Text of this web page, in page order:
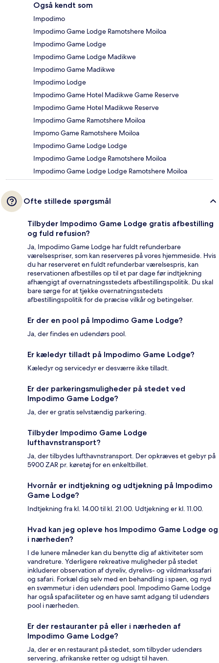
Også kendt som
Impodimo
Impodimo Game Lodge Ramotshere Moiloa
Impodimo Game Lodge
Impodimo Game Lodge Madikwe
Impodimo Game Madikwe
Impodimo Lodge
Impodimo Game Hotel Madikwe Game Reserve
Impodimo Game Hotel Madikwe Reserve
Impodimo Game Ramotshere Moiloa
Impomo Game Ramotshere Moiloa
Impodimo Game Lodge Lodge
Impodimo Game Lodge Ramotshere Moiloa
Impodimo Game Lodge Lodge Ramotshere Moiloa
Ofte stillede spørgsmål
Tilbyder Impodimo Game Lodge gratis afbestilling
og fuld refusion?
Ja, Impodimo Game Lodge har fuldt refunderbare
værelsespriser, som kan reserveres på vores hjemmeside. Hvis
du har reserveret en fuldt refunderbar værelsespris, kan
reservationen afbestilles op til et par dage før indtjekning
afhængigt af overnatningsstedets afbestillingspolitik. Du skal
bare sørge for at tjekke overnatningsstedets
afbestillingspolitik for de præcise vilkår og betingelser.
Er der en pool på Impodimo Game Lodge?
Ja, der findes en udendørs pool.
Er kæledyr tilladt på Impodimo Game Lodge?
Kæledyr og servicedyr er desværre ikke tilladt.
Er der parkeringsmuligheder på stedet ved
Impodimo Game Lodge?
Ja, der er gratis selvstændig parkering.
Tilbyder Impodimo Game Lodge
lufthavnstransport?
Ja, der tilbydes lufthavnstransport. Der opkræves et gebyr på
5900 ZAR pr. køretøj for en enkeltbillet.
Hvornår er indtjekning og udtjekning på Impodimo
Game Lodge?
Indtjekning fra kl. 14.00 til kl. 21.00. Udtjekning er kl. 11.00.
Hvad kan jeg opleve hos Impodimo Game Lodge og
i nærheden?
I de lunere måneder kan du benytte dig af aktiviteter som
vandreture. Yderligere rekreative muligheder på stedet
inkluderer observation af dyreliv, dyrelivs- og vildmarkssafari
og safari. Forkæl dig selv med en behandling i spaen, og nyd
en svømmetur i den udendørs pool. Impodimo Game Lodge
har også spafaciliteter og en have samt adgang til udendørs
pool i nærheden.
Er der restauranter på eller i nærheden af
Impodimo Game Lodge?
Ja, der er en restaurant på stedet, som tilbyder udendørs
servering, afrikanske retter og udsigt til haven.